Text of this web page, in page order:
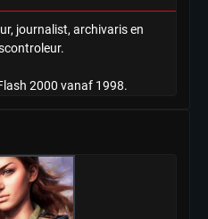
journalist, archivaris en
2000 vanaf 1998.